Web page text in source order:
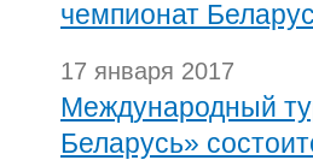
чемпионат
17 января 2017
Международный
Беларусь»